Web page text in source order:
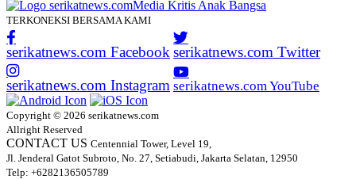
TERKONEKSI BERSAMA KAMI
serikatnews.com Facebook serikatnews.com Twitter
serikatnews.com Instagram serikatnews.com YouTube
Copyright © 2026 serikatnews.com
Allright Reserved
CONTACT US Centennial Tower, Level 19,
Jl. Jenderal Gatot Subroto, No. 27, Setiabudi, Jakarta Selatan, 12950
Telp: +6282136505789